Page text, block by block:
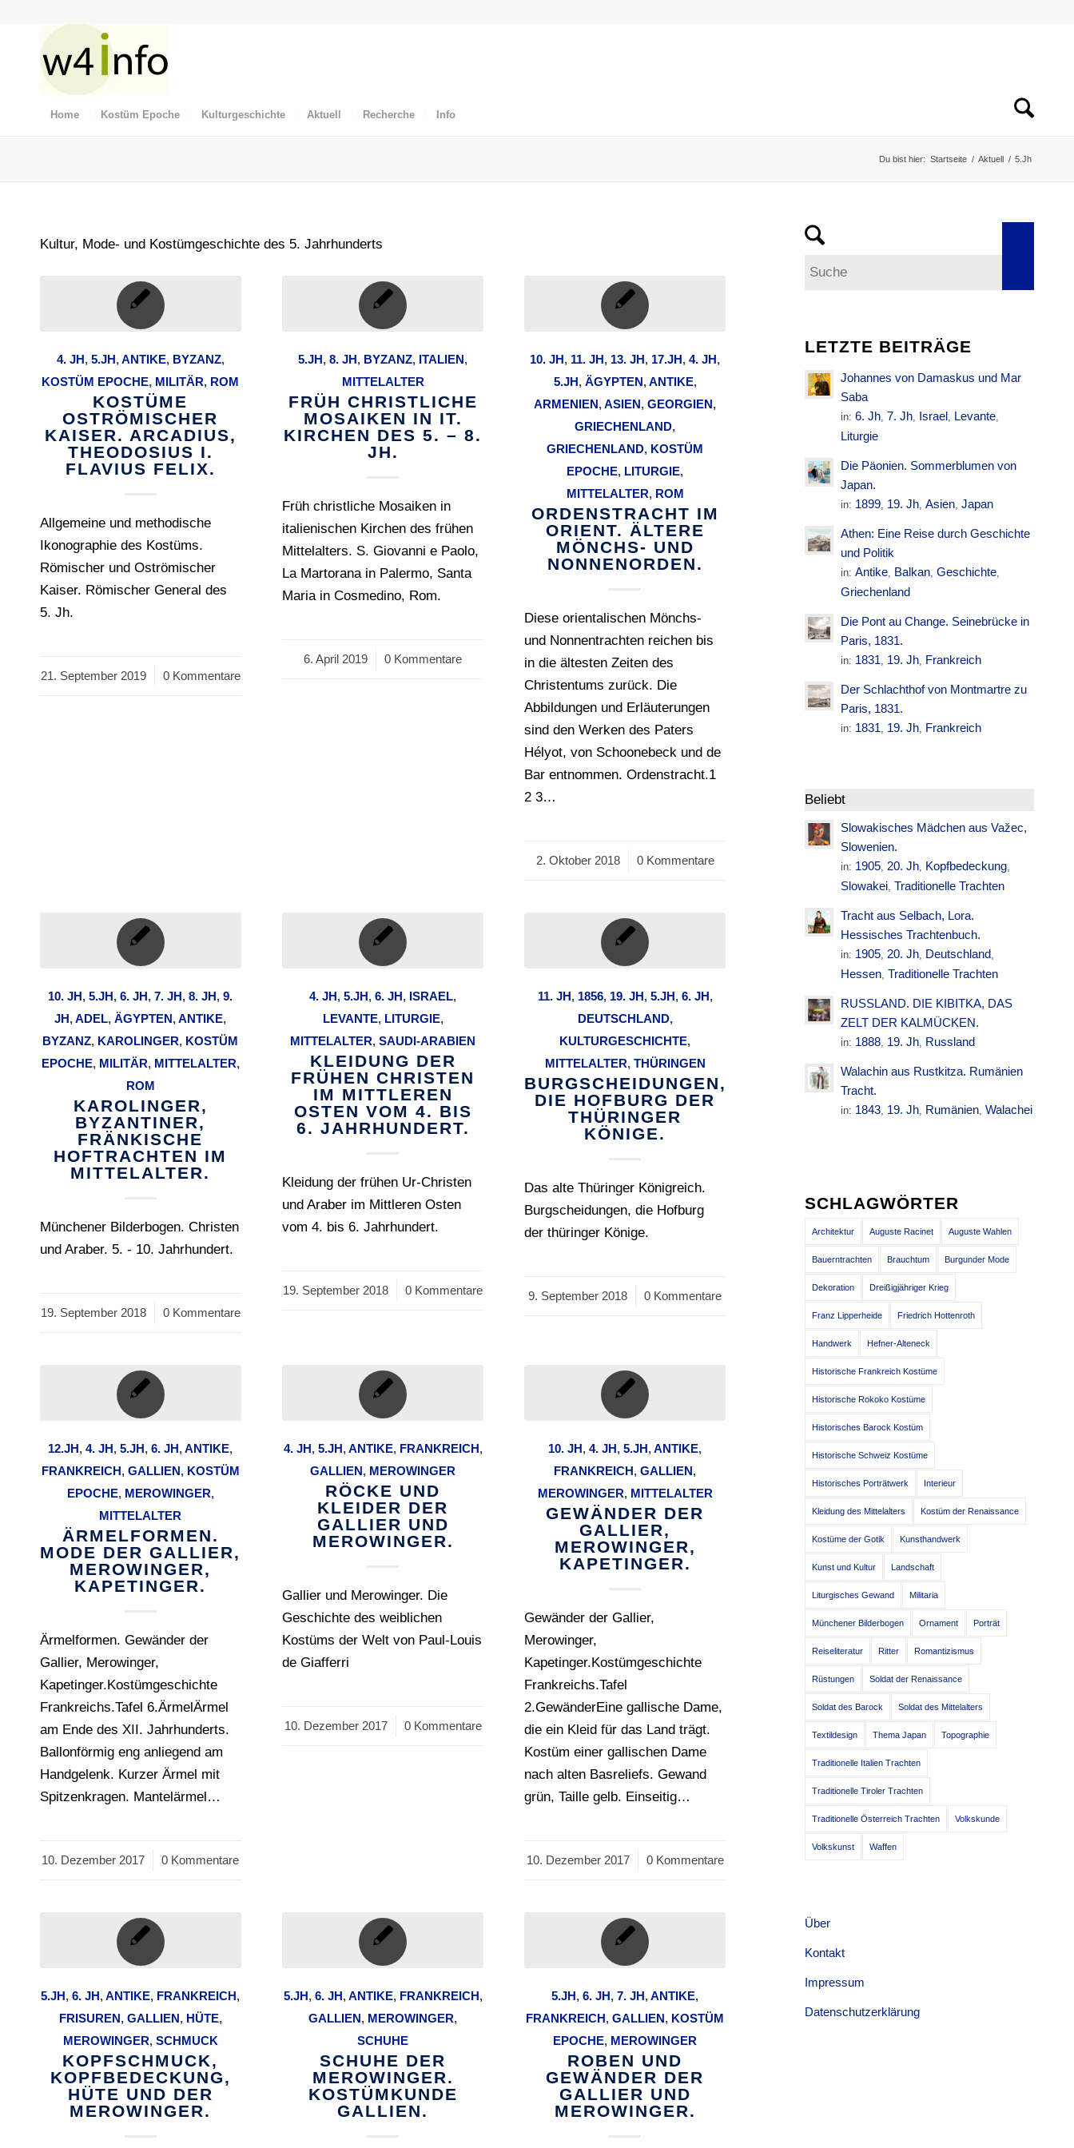
Home Kostüm Epoche Kulturgeschichte Aktuell Recherche Info
Du bist hier: Startseite / Aktuell / 5.Jh
Kultur, Mode- und Kostümgeschichte des 5. Jahrhunderts
4. JH, 5.JH,ANTIKE, BYZANZ,
KOSTÜM EPOCHE, MILITÄR, ROM
KOSTÜME
OSTRÖMISCHER
KAISER. ARCADIUS,
THEODOSIUS I.
FLAVIUS FELIX.
Allgemeine und methodische
Ikonographie des Kostüms.
Römischer und Oströmischer
Kaiser. Römischer General des
5. Jh.
21. September 2019
/ 0 Kommentare
5.JH,8. JH, BYZANZ, ITALIEN,
MITTELALTER
FRÜH CHRISTLICHE
MOSAIKEN IN IT.
KIRCHEN DES 5. – 8.
JH.
Früh christliche Mosaiken in
italienischen Kirchen des frühen
Mittelalters. S. Giovanni e Paolo,
La Martorana in Palermo, Santa
Maria in Cosmedino, Rom.
6. April 2019
/ 0 Kommentare
10. JH, 11. JH, 13. JH, 17.JH,4. JH,
5.JH, ÄGYPTEN,ANTIKE,
ARMENIEN,ASIEN,GEORGIEN,
GRIECHENLAND,
GRIECHENLAND, KOSTÜM
EPOCHE, LITURGIE,
MITTELALTER, ROM
ORDENSTRACHT IM
ORIENT. ÄLTERE
MÖNCHS- UND
NONNENORDEN.
Diese orientalischen Mönchs-
und Nonnentrachten reichen bis
in die ältesten Zeiten des
Christentums zurück. Die
Abbildungen und Erläuterungen
sind den Werken des Paters
Hélyot, von Schoonebeck und de
Bar entnommen. Ordenstracht.1
2 3…
2. Oktober 2018
/ 0 Kommentare
10. JH,5.JH,6. JH,7. JH,8. JH,9.
JH,ADEL,ÄGYPTEN,ANTIKE,
BYZANZ, KAROLINGER, KOSTÜM
EPOCHE, MILITÄR, MITTELALTER,
ROM
KAROLINGER,
BYZANTINER,
FRÄNKISCHE
HOFTRACHTEN IM
MITTELALTER.
Münchener Bilderbogen. Christen
und Araber. 5. - 10. Jahrhundert.
19. September 2018
/ 0 Kommentare
4. JH,5.JH,6. JH, ISRAEL,
LEVANTE, LITURGIE,
MITTELALTER,SAUDI-ARABIEN
KLEIDUNG DER
FRÜHEN CHRISTEN
IM MITTLEREN
OSTEN VOM 4. BIS
6. JAHRHUNDERT.
Kleidung der frühen Ur-Christen
und Araber im Mittleren Osten
vom 4. bis 6. Jahrhundert.
19. September 2018
/ 0 Kommentare
11. JH, 1856, 19. JH, 5.JH, 6. JH,
DEUTSCHLAND,
KULTURGESCHICHTE,
MITTELALTER, THÜRINGEN
BURGSCHEIDUNGEN,
DIE HOFBURG DER
THÜRINGER
KÖNIGE.
Das alte Thüringer Königreich.
Burgscheidungen, die Hofburg
der thüringer Könige.
9. September 2018
/ 0 Kommentare
12.JH,4. JH,5.JH,6. JH,ANTIKE,
FRANKREICH, GALLIEN, KOSTÜM
EPOCHE, MEROWINGER,
MITTELALTER
ÄRMELFORMEN.
MODE DER GALLIER,
MEROWINGER,
KAPETINGER.
Ärmelformen. Gewänder der
Gallier, Merowinger,
Kapetinger.Kostümgeschichte
Frankreichs.Tafel 6.ÄrmelÄrmel
am Ende des XII. Jahrhunderts.
Ballonförmig eng anliegend am
Handgelenk. Kurzer Ärmel mit
Spitzenkragen. Mantelärmel…
10. Dezember 2017
/ 0 Kommentare
4. JH, 5.JH,ANTIKE, FRANKREICH,
GALLIEN, MEROWINGER
RÖCKE UND
KLEIDER DER
GALLIER UND
MEROWINGER.
Gallier und Merowinger. Die
Geschichte des weiblichen
Kostüms der Welt von Paul-Louis
de Giafferri
10. Dezember 2017
/ 0 Kommentare
10. JH,4. JH,5.JH,ANTIKE,
FRANKREICH,GALLIEN,
MEROWINGER, MITTELALTER
GEWÄNDER DER
GALLIER,
MEROWINGER,
KAPETINGER.
Gewänder der Gallier,
Merowinger,
Kapetinger.Kostümgeschichte
Frankreichs.Tafel
2.GewänderEine gallische Dame,
die ein Kleid für das Land trägt.
Kostüm einer gallischen Dame
nach alten Basreliefs. Gewand
grün, Taille gelb. Einseitig…
10. Dezember 2017
/ 0 Kommentare
5.JH,6. JH,ANTIKE, FRANKREICH,
FRISUREN, GALLIEN, HÜTE,
MEROWINGER, SCHMUCK
KOPFSCHMUCK,
KOPFBEDECKUNG,
HÜTE UND DER
MEROWINGER.
5.JH, 6. JH,ANTIKE, FRANKREICH,
GALLIEN, MEROWINGER,
SCHUHE
SCHUHE DER
MEROWINGER.
KOSTÜMKUNDE
GALLIEN.
5.JH,6. JH,7. JH,ANTIKE,
FRANKREICH,GALLIEN, KOSTÜM
EPOCHE, MEROWINGER
ROBEN UND
GEWÄNDER DER
GALLIER UND
MEROWINGER.
LETZTE BEITRÄGE
Johannes von Damaskus und Mar
Saba
in:6. Jh, 7. Jh, Israel, Levante,
Liturgie
Die Päonien. Sommerblumen von
Japan.
in: 1899, 19. Jh,Asien,Japan
Athen: Eine Reise durch Geschichte
und Politik
in:Antike, Balkan,Geschichte,
Griechenland
Die Pont au Change. Seinebrücke in
Paris, 1831.
in: 1831, 19. Jh, Frankreich
Der Schlachthof von Montmartre zu
Paris, 1831.
in: 1831, 19. Jh, Frankreich
Beliebt
Slowakisches Mädchen aus Važec,
Slowenien.
in: 1905,20. Jh, Kopfbedeckung,
Slowakei, Traditionelle Trachten
Tracht aus Selbach, Lora.
Hessisches Trachtenbuch.
in: 1905,20. Jh, Deutschland,
Hessen, Traditionelle Trachten
RUSSLAND. DIE KIBITKA, DAS
ZELT DER KALMÜCKEN.
in: 1888, 19. Jh, Russland
Walachin aus Rustkitza. Rumänien
Tracht.
in: 1843, 19. Jh, Rumänien,Walachei
SCHLAGWÖRTER
Architektur Auguste Racinet Auguste Wahlen
Bauerntrachten Brauchtum Burgunder Mode
Dekoration Dreißigjähriger Krieg
Franz Lipperheide Friedrich Hottenroth
Handwerk Hefner-Alteneck
Historische Frankreich Kostüme
Historische Rokoko Kostüme
Historisches Barock Kostüm
Historische Schweiz Kostüme
Historisches Porträtwerk Interieur
Kleidung des Mittelalters Kostüm der Renaissance
Kostüme der Gotik Kunsthandwerk
Kunst und Kultur Landschaft
Liturgisches Gewand Militaria
Münchener Bilderbogen Ornament Porträt
Reiseliteratur Ritter Romantizismus
Rüstungen Soldat der Renaissance
Soldat des Barock Soldat des Mittelalters
Textildesign Thema Japan Topographie
Traditionelle Italien Trachten
Traditionelle Tiroler Trachten
Traditionelle Österreich Trachten Volkskunde
Volkskunst Waffen
Über
Kontakt
Impressum
Datenschutzerklärung